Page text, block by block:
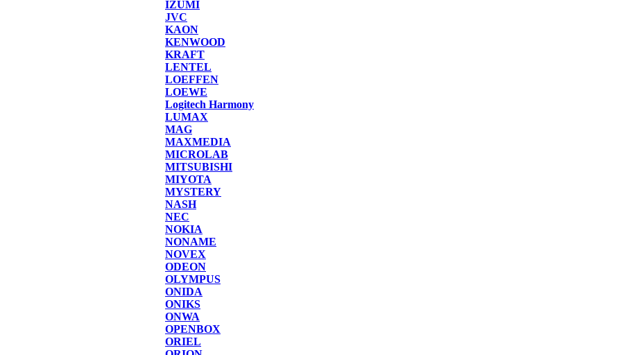
IZUMI
JVC
KAON
KENWOOD
KRAFT
LENTEL
LOEFFEN
LOEWE
Logitech Harmony
LUMAX
MAG
MAXMEDIA
MICROLAB
MITSUBISHI
MIYOTA
MYSTERY
NASH
NEC
NOKIA
NONAME
NOVEX
ODEON
OLYMPUS
ONIDA
ONIKS
ONWA
OPENBOX
ORIEL